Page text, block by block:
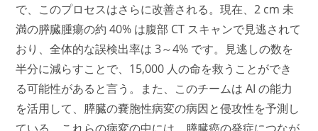
で、このプロセスはさらに改善される。現在、2 cm 未
満の膵臓腫瘍の約 40% は腹部 CT スキャンで見逃されて
おり、全体的な誤検出率は 3～4% です。見逃しの数を
半分に減らすことで、15,000 人の命を救うことができ
る可能性があると言う。また、このチームは AI の能力
を活用して、膵臓の嚢胞性病変の病因と侵攻性を予測し
ている。これらの病変の中には、膵臓癌の発症につなが